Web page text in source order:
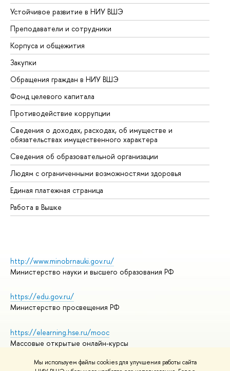
Мы используем файлы cookies для улучшения работы сайта
Устойчивое развитие в НИУ ВШЭ
Преподаватели и сотрудники
Корпуса и общежития
Закупки
Обращения граждан в НИУ ВШЭ
Фонд целевого капитала
Противодействие коррупции
Сведения о доходах, расходах, об имуществе и
обязательствах имущественного характера
Сведения об образовательной организации
Людям с ограниченными возможностями здоровья
Единая платежная страница
Работа в Вышке
http://www.minobrnauki.gov.ru/
Министерство науки и высшего образования РФ
https://edu.gov.ru/
Министерство просвещения РФ
https://elearning.hse.ru/mooc
Массовые открытые онлайн-курсы